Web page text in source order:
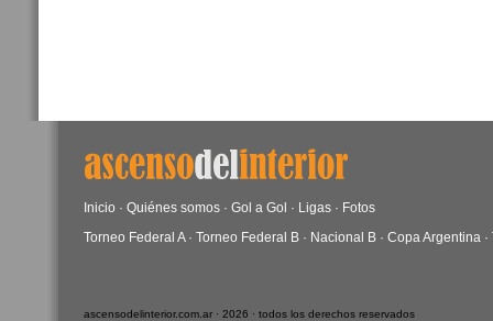
Inicio · Quiénes somos · Gol a Gol · Ligas · Fotos
Torneo Federal A· Torneo Federal B · Nacional B · Copa Argentina ·
ascensodelinterior.com.ar · 2026 · todos los derechos reservados